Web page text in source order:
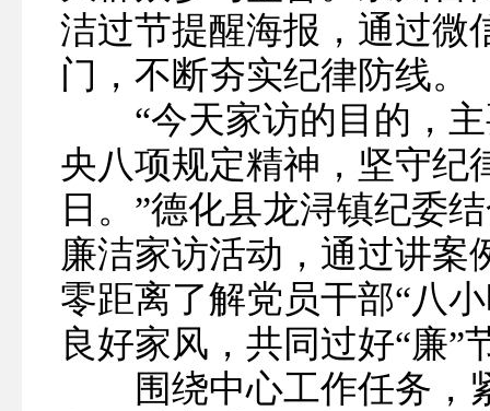
洁过节提醒海报，通过微
门，不断夯实纪律防线。
“今天家访的目的，主
央八项规定精神，坚守纪
日。”德化县龙浔镇纪委
廉洁家访活动，通过讲案
零距离了解党员干部“八
良好家风，共同过好“廉”
围绕中心工作任务，紧